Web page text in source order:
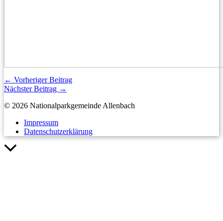
← Vorheriger Beitrag
Nächster Beitrag →
© 2026 Nationalparkgemeinde Allenbach
Impressum
Datenschutzerklärung